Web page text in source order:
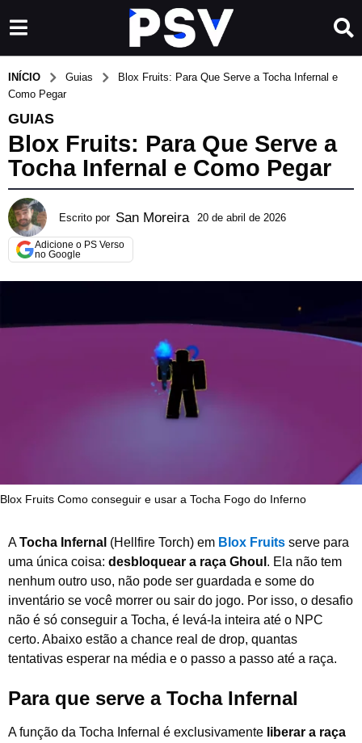
INÍCIO Guias
Blox Fruits: Para Que Serve a Tocha Infernal e
Como Pegar
GUIAS
Blox Fruits: Para Que Serve a
Tocha Infernal e Como Pegar
Escrito por San Moreira 20 de abril de 2026
j
Adicione o PS Verso
no Google
Blox Fruits Como conseguir e usar a Tocha Fogo do Inferno
ATocha Infernal (Hellfire Torch) em Blox Fruits serve para
uma única coisa: desbloquear a raça Ghoul . Ela não tem
nenhum outro uso, não pode ser guardada e some do
inventário se você morrer ou sair do jogo. Por isso, o desafio
não é só conseguir a Tocha, é levá-la inteira até o NPC
certo. Abaixo estão a chance real de drop, quantas
tentativas esperar na média e o passo a passo até a raça.
Para que serve a Tocha Infernal
A função da Tocha Infernal é exclusivamente liberar a raça